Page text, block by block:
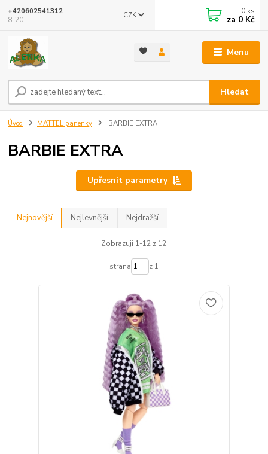
Menu
CZK
Hledat
+420602541312
8-20
0 ks
za 0 Kč
Úvod MATTEL panenky BARBIE EXTRA
BARBIE EXTRA
Upřesnit parametry
Nejnovější Nejlevnější Nejdražší
Zobrazuji 1-12 z 12
strana z 1